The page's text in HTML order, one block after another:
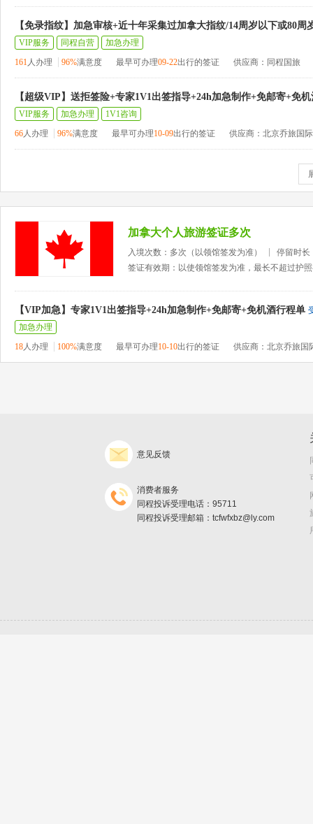
【免录指纹】加急审核+近十年采集过加拿大指纹/14周岁以下或80周
VIP服务 同程自营
加急办理
161人办理 96%满意度 最早可办理09-22出行的签证 供应商：同程国旅
【超级VIP】送拒签险+专家1V1出签指导+24h加急制作+免邮寄+免
VIP服务 加急办理
1V1咨询
66人办理 96%满意度 最早可办理10-09出行的签证 供应商：北京乔旅国
加拿大个人旅游签证多次
入境次数：多次（以领馆签发为准）
停留时长
签证有效期：以使领馆签发为准，最长不超过护
【VIP加急】专家1V1出签指导+24h加急制作+免邮寄+免机酒行程单
加急办理
18人办理 100%满意度 最早可办理10-10出行的签证 供应商：北京乔旅国
意见反馈
消费者服务
同程投诉受理电话：95711
同程投诉受理邮箱：tcfwfxbz@ly.com